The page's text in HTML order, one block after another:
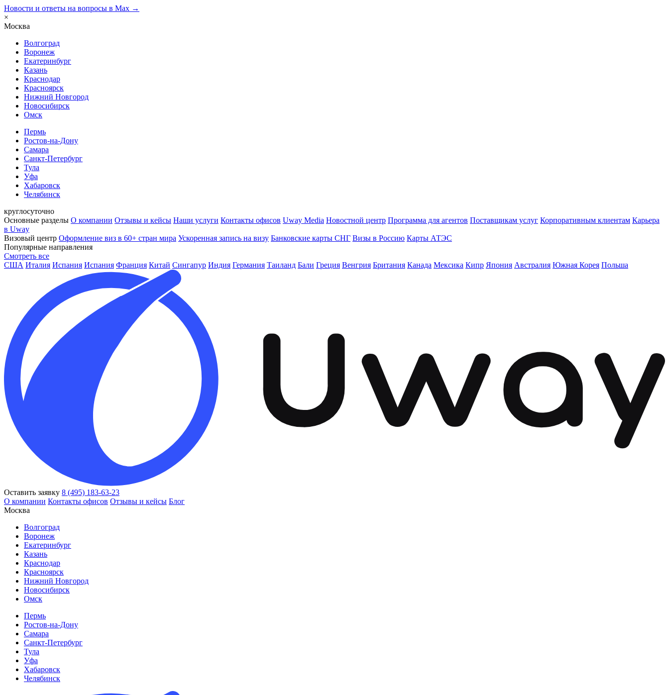
Новости и ответы на вопросы в Max →
×
Москва
Волгоград
Воронеж
Екатеринбург
Казань
Краснодар
Красноярск
Нижний Новгород
Новосибирск
Омск
Пермь
Ростов-на-Дону
Самара
Санкт-Петербург
Тула
Уфа
Хабаровск
Челябинск
круглосуточно
Основные разделы О компании Отзывы и кейсы Наши услуги Контакты офисов Uway Media Новостной центр Программа для агентов Поставщикам услуг Корпоративным клиентам Карьера
в Uway
Визовый центр Оформление виз в 60+ стран мира Ускоренная запись на визу Банковские карты СНГ Визы в Россию Карты АТЭС
Популярные направления
Смотреть все
США Италия Испания Испания Франция Китай Сингапур Индия Германия Таиланд Бали Греция Венгрия Британия Канада Мексика Кипр Япония Австралия Южная Корея Польша
Оставить заявку 8 (495) 183-63-23
О компании Контакты офисов Отзывы и кейсы Блог
Москва
Волгоград
Воронеж
Екатеринбург
Казань
Краснодар
Красноярск
Нижний Новгород
Новосибирск
Омск
Пермь
Ростов-на-Дону
Самара
Санкт-Петербург
Тула
Уфа
Хабаровск
Челябинск